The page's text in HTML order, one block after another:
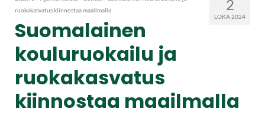
2
LOKA 2024
ruokakasvatus kiinnostaa maailmalla
Suomalainen
kouluruokailu ja
ruokakasvatus
kiinnostaa maailmalla